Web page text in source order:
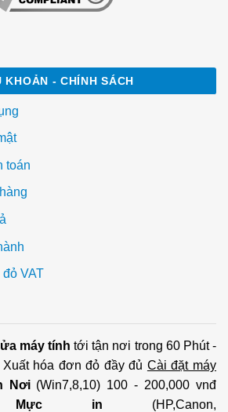
KHOẢN - CHÍNH SÁCH
toán
VAT
máy tính tới tận nơi trong 60 Phút -
hóa đơn đỏ đầy đủ Cài đặt máy
Nơi(Win7,8,10) 100 - 200,000 vnđ
Mực in
(HP,Canon,